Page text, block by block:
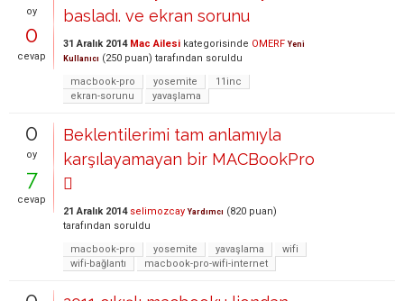
oy
0
cevap
basladı. ve ekran sorunu
31 Aralık 2014 Mac Ailesi kategorisinde OMERF Yeni
Kullanıcı (250 puan) tarafından soruldu
macbook-pro
yosemite
11inc
ekran-sorunu
yavaşlama
0
oy
7
cevap
Beklentilerimi tam anlamıyla
karşılayamayan bir MACBookPro

21 Aralık 2014 selimozcay Yardımcı (820 puan)
tarafından soruldu
macbook-pro
yosemite yavaşlama
wifi
wifi-bağlantı
macbook-pro-wifi-internet